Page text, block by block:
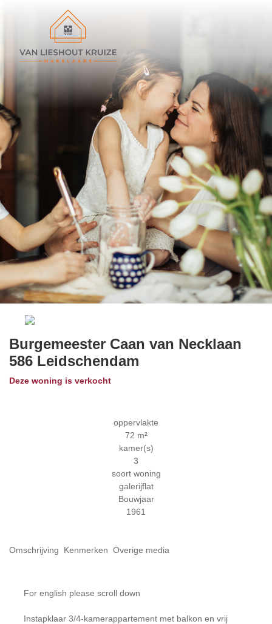
Previous
Burgemeester Caan van Necklaan
586 Leidschendam
Deze woning is verkocht
oppervlakte
72 m²
kamer(s)
3
soort woning
galerijflat
Bouwjaar
1961
Omschrijving Kenmerken Overige media
For english please scroll down
Instapklaar 3/4-kamerappartement met balkon en vrij